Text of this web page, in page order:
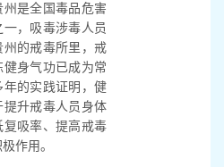
州是全国毒品危害
一，吸毒涉毒人员
州的戒毒所里，戒
健身气功已成为常
年的实践证明，健
提升戒毒人员身体
复吸率、提高戒毒
作用。